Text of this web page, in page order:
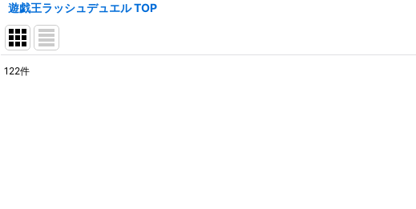
遊戯王ラッシュデュエル TOP
122件